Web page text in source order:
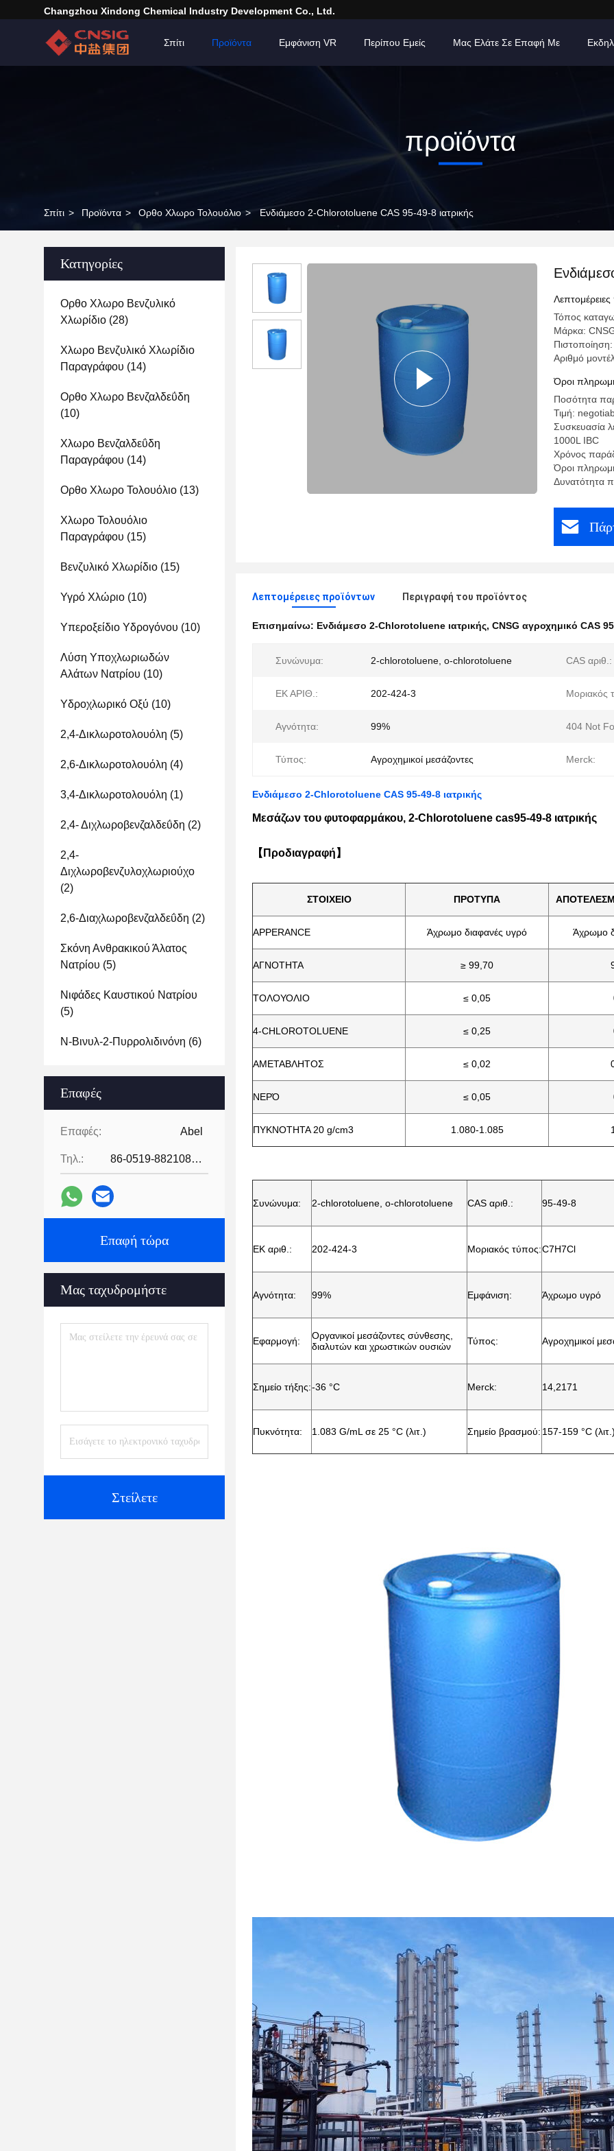
Changzhou Xindong Chemical Industry Development Co., Ltd.
Σπίτι Προϊόντα Εμφάνιση VR Περίπου Εμείς Μας Ελάτε Σε Επαφή Με
προϊόντα
Σπίτι > Προϊόντα > Ορθο Χλωρο Τολουόλιο > Ενδιάμεσο 2-Chlorotoluene CAS 95-49-8 ιατρικής
Κατηγορίες
Ορθο Χλωρο Βενζυλικό
Χλωρίδιο (28)
Χλωρο Βενζυλικό Χλωρίδιο
Παραγράφου (14)
Ορθο Χλωρο Βενζαλδεΰδη
(10)
Χλωρο Βενζαλδεΰδη
Παραγράφου (14)
Ορθο Χλωρο Τολουόλιο (13)
Χλωρο Τολουόλιο
Παραγράφου (15)
Βενζυλικό Χλωρίδιο (15)
Υγρό Χλώριο (10)
Υπεροξείδιο Υδρογόνου (10)
Λύση Υποχλωριωδών
Αλάτων Νατρίου (10)
Υδροχλωρικό Οξύ (10)
2,4-Δικλωροτολουόλη (5)
2,6-Δικλωροτολουόλη (4)
3,4-Δικλωροτολουόλη (1)
2,4- Διχλωροβενζαλδεΰδη (2)
2,4-
Διχλωροβενζυλοχλωριούχο
(2)
2,6-Διαχλωροβενζαλδεΰδη (2)
Σκόνη Ανθρακικού Άλατος
Νατρίου (5)
Νιφάδες Καυστικού Νατρίου
(5)
Ν-Βινυλ-2-Πυρρολιδινόνη (6)
Επαφές
Επαφές: Abel
Τηλ.: 86-0519-88210855
Επαφή τώρα
Μας ταχυδρομήστε
Στείλετε
Τόπος
Μάρκα:
Αριθμό
Όροι
Ποσότητα
Τιμή:
Συσκευασία
1000L IBC
Χρόνος
Όροι
Δυνατότητα
Λεπτομέρειες προϊόντων Περιγραφή του προϊόντος
Επισημαίνω: Ενδιάμεσο 2-Chlorotoluene ιατρικής, CNSG αγροχημικό CAS
Συνώνυμα: 2-chlorotoluene, ο-chlorotoluene CAS αριθ.:
ΕΚ ΑΡΙΘ.: 202-424-3 Μοριακός
Αγνότητα: 99% 404 Not
Τύπος: Αγροχημικοί μεσάζοντες Merck:
Ενδιάμεσο 2-Chlorotoluene CAS 95-49-8 ιατρικής
Μεσάζων του φυτοφαρμάκου, 2-Chlorotoluene cas95-49-8 ιατρικής
【Προδιαγραφή】
ΣΤΟΙΧΕΙΟ ΠΡΟΤΥΠΑ
APPERANCE Άχρωμο διαφανές υγρό Άχρωμο
ΑΓΝΟΤΗΤΑ ≥ 99,70
ΤΟΛΟΥΟΛΙΟ ≤ 0,05
4-CHLOROTOLUENE ≤ 0,25
ΑΜΕΤΑΒΛΗΤΟΣ ≤ 0,02
ΝΕΡΌ ≤ 0,05
ΠΥΚΝΟΤΗΤΑ 20 g/cm3 1.080-1.085
Συνώνυμα: 2-chlorotoluene, ο-chlorotoluene CAS αριθ.: 95-49-8
ΕΚ αριθ.: 202-424-3 Μοριακός τύπος:C7H7Cl
Αγνότητα: 99% Εμφάνιση: Άχρωμο υγρό
Εφαρμογή:
Οργανικοί μεσάζοντες σύνθεσης,
διαλυτών και χρωστικών ουσιών
Τύπος: Αγροχημικοί
Σημείο τήξης:-36 °C Merck: 14,2171
Πυκνότητα: 1.083 G/mL σε 25 °C (λιτ.) Σημείο βρασμού: 157-159 °C (λιτ.)